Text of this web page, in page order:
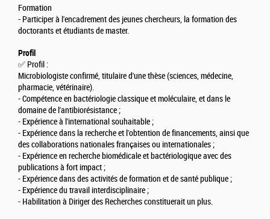
Formation
- Participer à l'encadrement des jeunes chercheurs, la formation des
doctorants et étudiants de master.
Profil
✅ Profil :
Microbiologiste confirmé, titulaire d'une thèse (sciences, médecine,
pharmacie, vétérinaire).
- Compétence en bactériologie classique et moléculaire, et dans le
domaine de l'antibiorésistance ;
- Expérience à l'international souhaitable ;
- Expérience dans la recherche et l'obtention de financements, ainsi que
des collaborations nationales françaises ou internationales ;
- Expérience en recherche biomédicale et bactériologique avec des
publications à fort impact ;
- Expérience dans des activités de formation et de santé publique ;
- Expérience du travail interdisciplinaire ;
- Habilitation à Diriger des Recherches constituerait un plus.